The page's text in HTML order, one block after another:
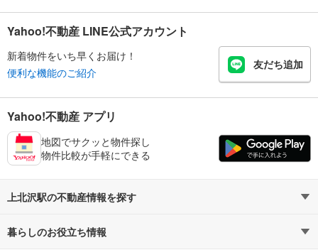
Yahoo!不動産 LINE公式アカウント
新着物件をいち早くお届け！
便利な機能のご紹介
友だち追加
Yahoo!不動産 アプリ
地図でサクッと物件探し
物件比較が手軽にできる
上北沢駅の不動産情報を探す
不動産・住宅
暮らしのお役立ち情報